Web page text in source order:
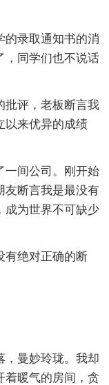
的录取通知书的消
，同学们也不说话
批评，老板断言我
以来优异的成绩
一间公司。刚开始
友断言我是最没有
成为世界不可缺少
有绝对正确的断
，曼妙玲珑。我却
着暖气的房间，贪